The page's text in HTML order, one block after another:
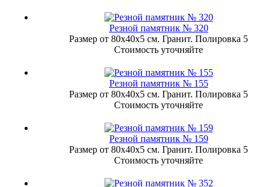
Резной памятник № 320
Размер от 80х40х5 см. Гранит. Полировка 5
Стоимость уточняйте
Резной памятник № 155
Размер от 80х40х5 см. Гранит. Полировка 5
Стоимость уточняйте
Резной памятник № 159
Размер от 80х40х5 см. Гранит. Полировка 5
Стоимость уточняйте